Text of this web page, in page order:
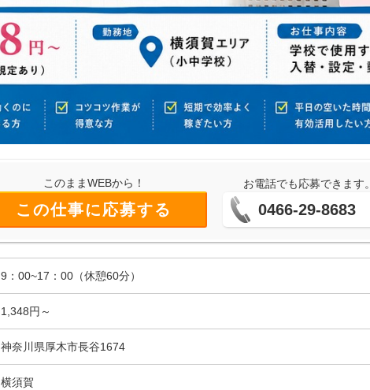
このままWEBから！
この仕事に応募する
お電話でも応募できます
0466-29-8683
9：00~17：00（休憩60分）
1,348円～
神奈川県厚木市長谷1674
横須賀